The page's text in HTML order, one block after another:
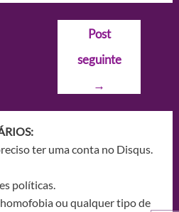
Post
seguinte
→
ter uma conta no Disqus.
políticas.
ou qualquer tipo de